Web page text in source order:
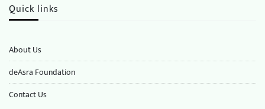
Quick links
About Us
deAsra Foundation
​​Contact Us